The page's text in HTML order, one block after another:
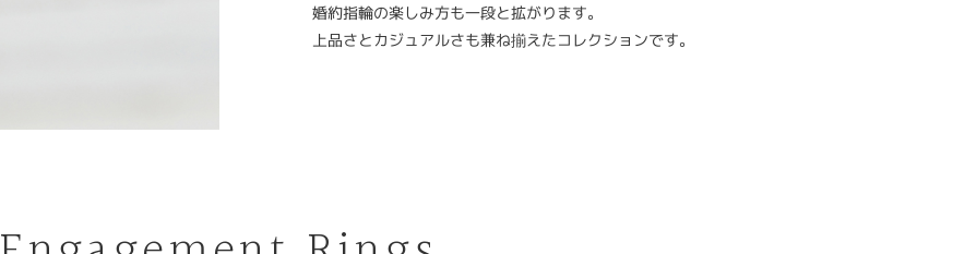
婚約指輪の楽しみ方も一段と拡がります。
上品さとカジュアルさも兼ね揃えたコレクションです。